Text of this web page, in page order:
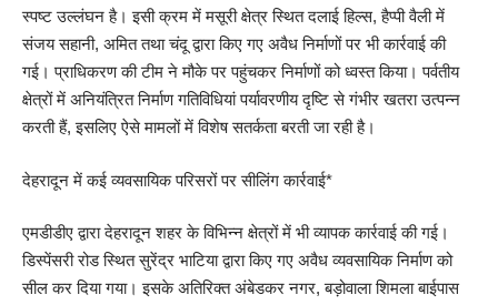
स्पष्ट उल्लंघन है। इसी क्रम में मसूरी क्षेत्र स्थित दलाई हिल्स, हैप्पी वैली में
संजय सहानी, अमित तथा चंदू द्वारा किए गए अवैध निर्माणों पर भी कार्रवाई की
गई। प्राधिकरण की टीम ने मौके पर पहुंचकर निर्माणों को ध्वस्त किया। पर्वतीय
क्षेत्रों में अनियंत्रित निर्माण गतिविधियां पर्यावरणीय दृष्टि से गंभीर खतरा उत्पन्न
करती हैं, इसलिए ऐसे मामलों में विशेष सतर्कता बरती जा रही है।
देहरादून में कई व्यवसायिक परिसरों पर सीलिंग कार्रवाई*
एमडीडीए द्वारा देहरादून शहर के विभिन्न क्षेत्रों में भी व्यापक कार्रवाई की गई।
डिस्पेंसरी रोड स्थित सुरेंद्र भाटिया द्वारा किए गए अवैध व्यवसायिक निर्माण को
सील कर दिया गया। इसके अतिरिक्त अंबेडकर नगर, बड़ोवाला शिमला बाईपास